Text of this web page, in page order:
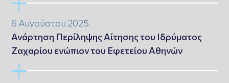
6 Αυγούστου 2025
Ανάρτηση Περίληψης Αίτησης του Ιδρύματος
Ζαχαρίου ενώπιον του Εφετείου Αθηνών